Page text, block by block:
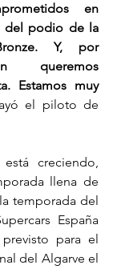
en
del podio de la
Y, por
queremos
Estamos muy
el piloto de
creciendo,
llena de
temporada del
España
para el
del Algarve el